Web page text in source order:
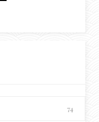
74